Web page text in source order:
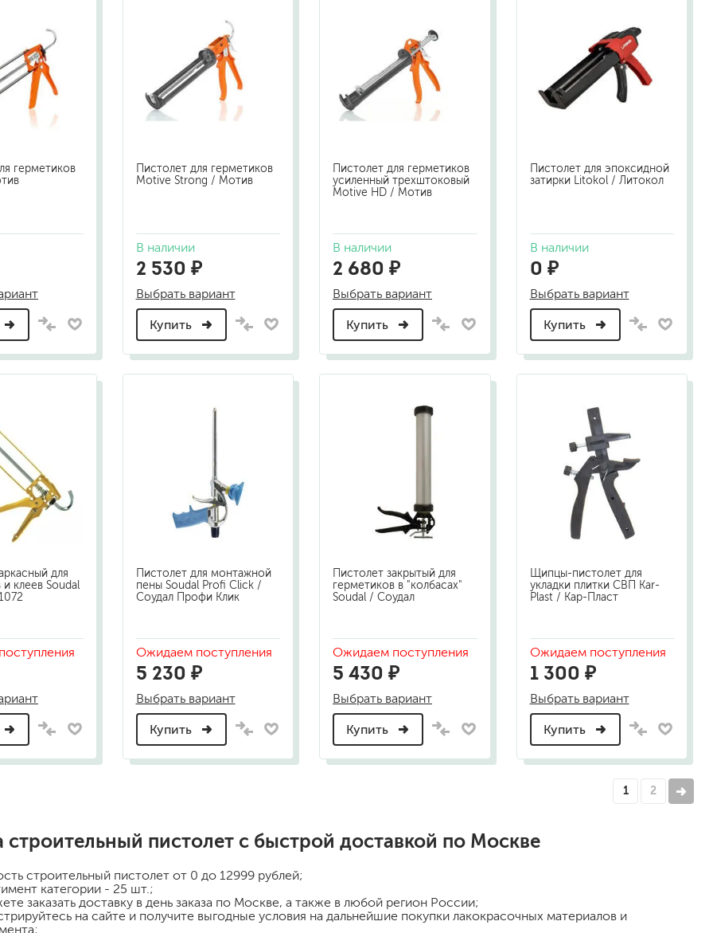
герметиков
Пистолет для герметиков
Motive Strong / Мотив
В наличии
2 530 ₽
Выбрать вариант
Купить
Пистолет для герметиков
усиленный трехштоковый
Motive HD / Мотив
В наличии
2 680 ₽
Выбрать вариант
Купить
Пистолет для эпоксидной
затирки Litokol / Литокол
В наличии
0 ₽
Выбрать вариант
Купить
для
и клеев Soudal
Пистолет для монтажной
пены Soudal Profi Click /
Соудал Профи Клик
Ожидаем поступления
5 230 ₽
Выбрать вариант
Купить
Пистолет закрытый для
герметиков в "колбасах"
Soudal / Соудал
Ожидаем поступления
5 430 ₽
Выбрать вариант
Купить
Щипцы-пистолет для
укладки плитки СВП Kar-
Plast / Кар-Пласт
Ожидаем поступления
1 300 ₽
Выбрать вариант
Купить
1 2
строительный пистолет с быстрой доставкой по Москве
строительный пистолет от 0 до 12999 рублей;
категории - 25 шт.;
заказать доставку в день заказа по Москве, а также в любой регион России;
на сайте и получите выгодные условия на дальнейшие покупки лакокрасочных материалов и